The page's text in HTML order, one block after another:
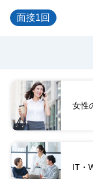
面接1回
女性
IT・